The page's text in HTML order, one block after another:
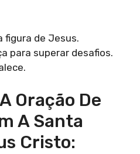
figura de Jesus.
para superar desafios.
Oração De
A Santa
Cristo: